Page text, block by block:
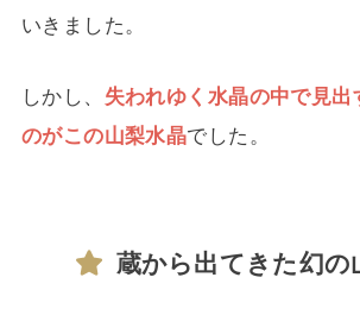
いきました。
しかし、 失われゆく水晶の中で見出
のがこの山梨水晶でした。
蔵から出てきた幻の